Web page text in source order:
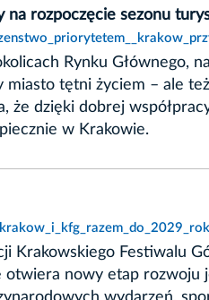
rozpoczęcie sezonu
Rynku Głównego,
miasto tętni życiem – ale
dzięki dobrej
w Krakowie.
Krakowskiego Festiwalu
otwiera nowy etap